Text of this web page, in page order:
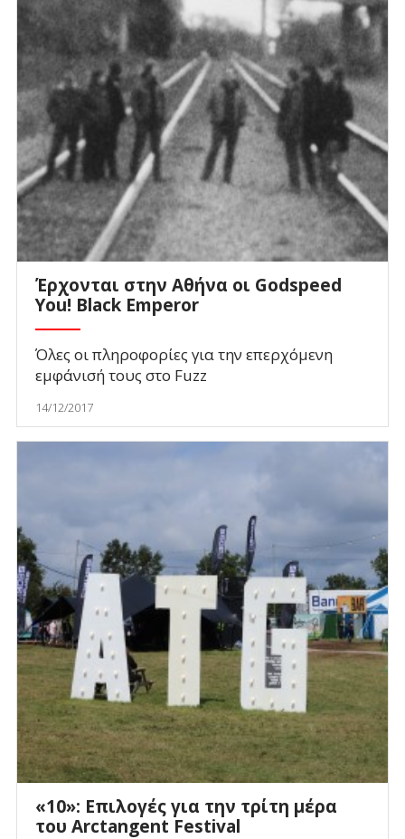
Έρχονται στην Αθήνα οι Godspeed
You! Black Emperor
Όλες οι πληροφορίες για την επερχόμενη
εμφάνισή τους στο Fuzz
14/12/2017
«10»: Επιλογές για την τρίτη μέρα
του Arctangent Festival